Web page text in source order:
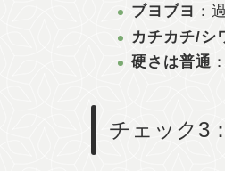
ブヨブヨ ：
カチカチ/シ
硬さは普通
チェック3